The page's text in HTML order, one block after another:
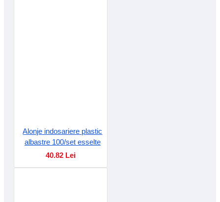
Alonje indosariere plastic
albastre 100/set esselte
40.82 Lei